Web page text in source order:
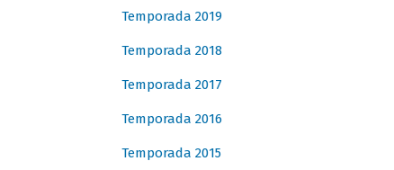
Temporada 2019
Temporada 2018
Temporada 2017
Temporada 2016
Temporada 2015